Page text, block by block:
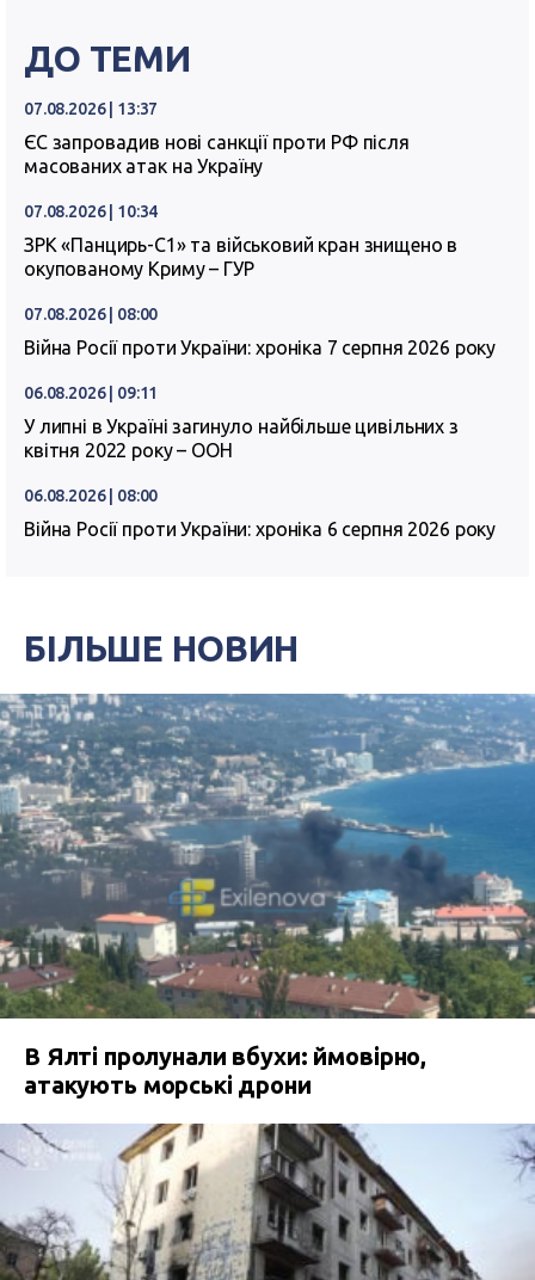
ДО ТЕМИ
07.08.2026 | 13:37
ЄС запровадив нові санкції проти РФ після
масованих атак на Україну
07.08.2026 | 10:34
ЗРК «Панцирь-С1» та військовий кран знищено в
окупованому Криму – ГУР
07.08.2026 | 08:00
Війна Росії проти України: хроніка 7 серпня 2026 року
06.08.2026 | 09:11
У липні в Україні загинуло найбільше цивільних з
квітня 2022 року – ООН
06.08.2026 | 08:00
Війна Росії проти України: хроніка 6 серпня 2026 року
БІЛЬШЕ НОВИН
В Ялті пролунали вбухи: ймовірно,
атакують морські дрони